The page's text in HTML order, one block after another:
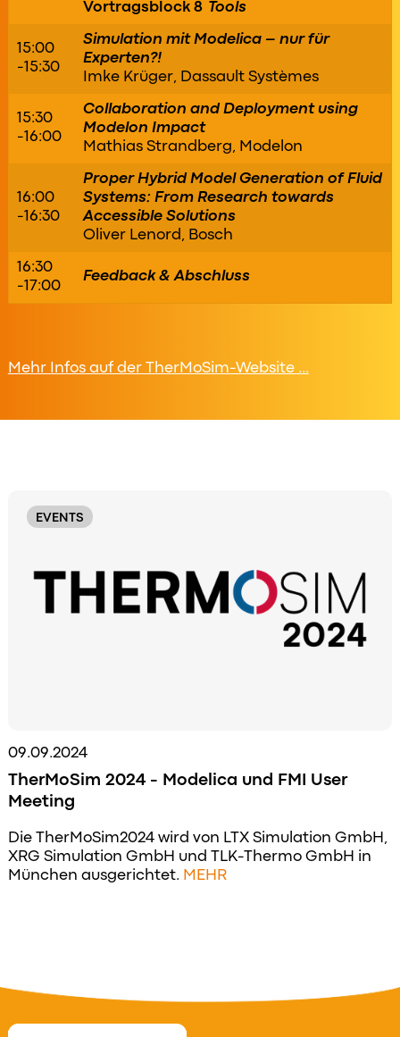
Vortragsblock 8 Tools
15:00
-15:30
Simulation mit Modelica – nur für
Experten?!
Imke Krüger, Dassault Systèmes
15:30
-16:00
Collaboration and Deployment using
Modelon Impact
Mathias Strandberg, Modelon
16:00
-16:30
Proper Hybrid Model Generation of Fluid
Systems: From Research towards
Accessible Solutions
Oliver Lenord, Bosch
16:30
-17:00
Feedback & Abschluss
Mehr Infos auf der TherMoSim-Website ...
Order
EVENTS
09.09.2024
TherMoSim 2024 - Modelica und FMI User
Meeting
Die TherMoSim2024 wird von LTX Simulation GmbH,
XRG Simulation GmbH und TLK-Thermo GmbH in
München ausgerichtet. MEHR